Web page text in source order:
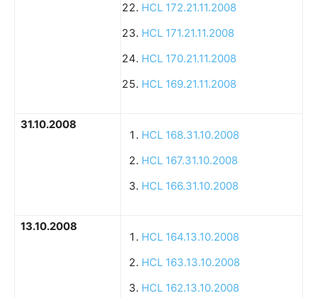
HCL 172.21.11.2008
HCL 171.21.11.2008
HCL 170.21.11.2008
HCL 169.21.11.2008
31.10.2008
HCL 168.31.10.2008
HCL 167.31.10.2008
HCL 166.31.10.2008
13.10.2008
HCL 164.13.10.2008
HCL 163.13.10.2008
HCL 162.13.10.2008